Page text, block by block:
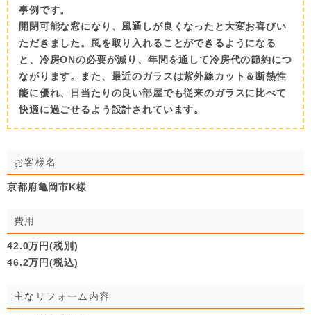
事例です。
開閉可能な窓になり、風通しが良くなったと大変お喜びい
ただきました。風を取り入れることができるようになる
と、冷房ONの必要が減り、年間を通して冷房代の節約につ
ながります。また、最近のガラスは紫外線カット＆断熱性
能に優れ、日当たりの良い部屋でも従来のガラスに比べて
快適に過ごせるよう設計されています。
お客様名
京都府亀岡市K樣
費用
42.0万円(税別)
46.2万円(税込)
主なリフォーム内容